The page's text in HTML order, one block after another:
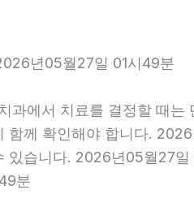
년05월27일 01시49분
에서 치료를 결정할 때는
함께 확인해야 합니다.
있습니다. 2026년05월27
분